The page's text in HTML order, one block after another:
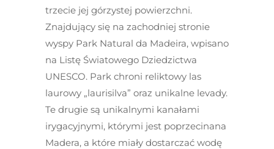
trzecie jej górzystej powierzchni.
Znajdujący się na zachodniej stronie
wyspy Park Natural da Madeira, wpisano
na Listę Światowego Dziedzictwa
UNESCO. Park chroni reliktowy las
laurowy „laurisilva” oraz unikalne levady.
Te drugie są unikalnymi kanałami
irygacyjnymi, którymi jest poprzecinana
Madera, a które miały dostarczać wodę